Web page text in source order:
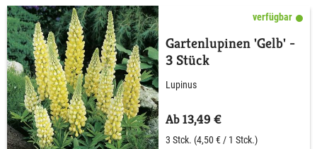
verfügbar
Gartenlupinen 'Gelb' -
3 Stück
Lupinus
Ab 13,49 €
3 Stck. (4,50 € / 1 Stck.)